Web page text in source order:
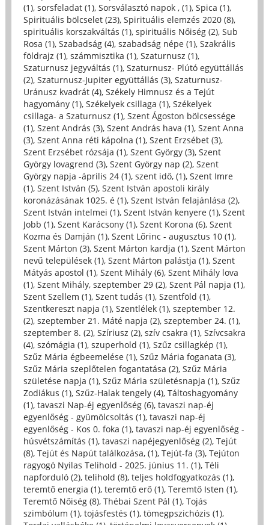
(1), sorsfeladat (1), Sorsválasztó napok , (1), Spica (1),
Spirituális bölcselet (23), Spirituális elemzés 2020 (8),
spirituális korszakváltás (1), spirituális Nőiség (2), Sub
Rosa (1), Szabadság (4), szabadság népe (1), Szakrális
földrajz (1), számmisztika (1), Szaturnusz (1),
Szaturnusz jegyváltás (1), Szaturnusz- Plútó együttállás
(2), Szaturnusz-Jupiter együttállás (3), Szaturnusz-
Uránusz kvadrát (4), Székely Himnusz és a Tejút
hagyomány (1), Székelyek csillaga (1), Székelyek
csillaga- a Szaturnusz (1), Szent Ágoston bölcsessége
(1), Szent András (3), Szent András hava (1), Szent Anna
(3), Szent Anna réti kápolna (1), Szent Erzsébet (3),
Szent Erzsébet rózsája (1), Szent György (3), Szent
György lovagrend (3), Szent György nap (2), Szent
György napja -április 24 (1), szent idő, (1), Szent Imre
(1), Szent István (5), Szent István apostoli király
koronázásának 1025. é (1), Szent István felajánlása (2),
Szent István intelmei (1), Szent István kenyere (1), Szent
Jobb (1), Szent Karácsony (1), Szent Korona (6), Szent
Kozma és Damján (1), Szent Lőrinc - augusztus 10 (1),
Szent Márton (3), Szent Márton kardja (1), Szent Márton
nevű települések (1), Szent Márton palástja (1), Szent
Mátyás apostol (1), Szent Mihály (6), Szent Mihály lova
(1), Szent Mihály, szeptember 29 (2), Szent Pál napja (1),
Szent Szellem (1), Szent tudás (1), Szentföld (1),
Szentkereszt napja (1), Szentlélek (1), szeptember 12.
(2), szeptember 21. Máté napja (2), szeptember 24. (1),
szeptember 8. (2), Szíriusz (2), szív csakra (1), Szívcsakra
(4), szómágia (1), szuperhold (1), Szűz csillagkép (1),
Szűz Mária égbeemelése (1), Szűz Mária foganata (3),
Szűz Mária szeplőtelen fogantatása (2), Szűz Mária
születése napja (1), Szűz Mária születésnapja (1), Szűz
Zodiákus (1), Szűz-Halak tengely (4), Táltoshagyomány
(1), tavaszi Nap-éj egyenlőség (6), tavaszi nap-éj
egyenlőség - gyümölcsoltás (1), tavaszi nap-éj
egyenlőség - Kos 0. foka (1), tavaszi nap-éj egyenlőség -
húsvétszámítás (1), tavaszi napéjegyenlőség (2), Tejút
(8), Tejút és Napút találkozása, (1), Tejút-fa (3), Tejúton
ragyogó Nyilas Telihold - 2025. június 11. (1), Téli
napforduló (2), telihold (8), teljes holdfogyatkozás (1),
teremtő energia (1), teremtő erő (1), Teremtő Isten (1),
Teremtő Nőiség (8), Thébai Szent Pál (1), Tojás
szimbólum (1), tojásfestés (1), tömegpszichózis (1),